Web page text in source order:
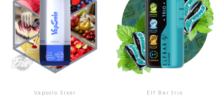
Vapsolo Sixer Elf Bar trio